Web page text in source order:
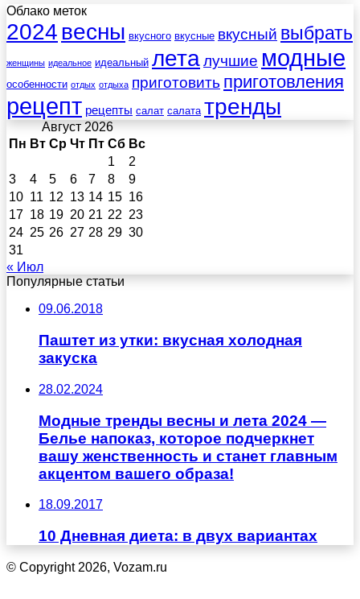
Облако меток
2024 весны вкусного вкусные вкусный выбрать
женщины идеальное идеальный леталучшие модные
особенности отдых отдыха приготовить приготовления
рецепт рецепты салат салата тренды
Август 2026
Пн Вт Ср Чт Пт Сб Вс
1
2
3
4 5 6 7 8
9
10 11 12 13 14 15 16
17 18 19 20 21 22 23
24 25 26 27 28 29 30
31
« Июл
Популярные статьи
09.06.2018
Паштет из утки: вкусная холодная
закуска
28.02.2024
Модные тренды весны и лета 2024 —
Белье напоказ, которое подчеркнет
вашу женственность и станет главным
акцентом вашего образа!
18.09.2017
10 Дневная диета: в двух вариантах
© Copyright 2026, Vozam.ru